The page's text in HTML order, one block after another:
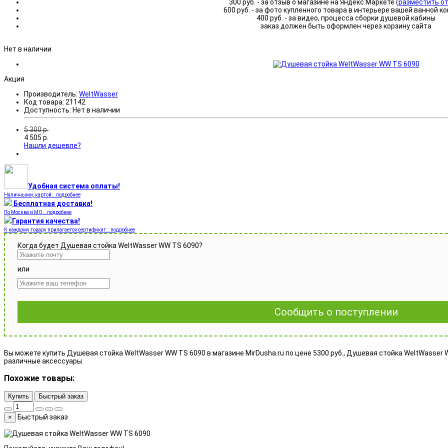
300 руб. - за отзыв о магазине на Яндекс.Маркете (разместить
600 руб. - за фото купленного товара в интерьере вашей ванной
400 руб. - за видео, процесса сборки душевой кабины
заказ должен быть оформлен через корзину сайта
Нет в наличии
Акция
Производитель: WeltWasser
Код товара: 21142
Доступность: Нет в наличии
5 300р.
4 505 р.
Нашли дешевле?
Удобная система оплаты!
Наличными, картой...подробнее
Бесплатная доставка!
По Москве и МО...подробнее
Гарантия качества!
К каждому товару прилагается сертификат...подробнее
Когда будет Душевая стойка WeltWasser WW TS 6090?
или
Сообщить о поступлении
Вы можете купить Душевая стойка WeltWasser WW TS 6090 в магазине MirDusha.ru по цене 5300 руб., Душевая стойка WeltWasser
различные аксессуары.
Похожие товары:
Купить Быстрый заказ
× Быстрый заказ